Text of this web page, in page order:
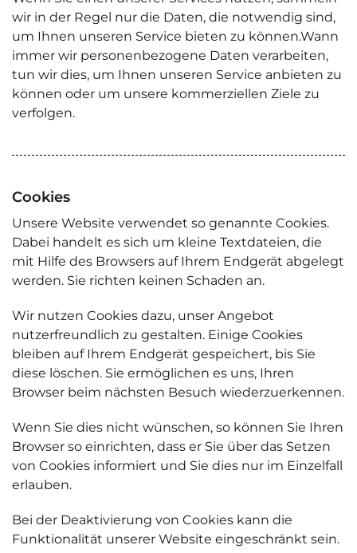
wir in der Regel nur die Daten, die notwendig sind,
um Ihnen unseren Service bieten zu können.Wann
immer wir personenbezogene Daten verarbeiten,
tun wir dies, um Ihnen unseren Service anbieten zu
können oder um unsere kommerziellen Ziele zu
verfolgen.
Cookies
Unsere Website verwendet so genannte Cookies.
Dabei handelt es sich um kleine Textdateien, die
mit Hilfe des Browsers auf Ihrem Endgerät abgelegt
werden. Sie richten keinen Schaden an.
Wir nutzen Cookies dazu, unser Angebot
nutzerfreundlich zu gestalten. Einige Cookies
bleiben auf Ihrem Endgerät gespeichert, bis Sie
diese löschen. Sie ermöglichen es uns, Ihren
Browser beim nächsten Besuch wiederzuerkennen.
Wenn Sie dies nicht wünschen, so können Sie Ihren
Browser so einrichten, dass er Sie über das Setzen
von Cookies informiert und Sie dies nur im Einzelfall
erlauben.
Bei der Deaktivierung von Cookies kann die
Funktionalität unserer Website eingeschränkt sein.